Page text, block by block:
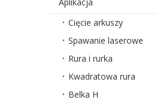
Cięcie arkuszy
Spawanie laserowe
Rura i rurka
Kwadratowa rura
Belka H